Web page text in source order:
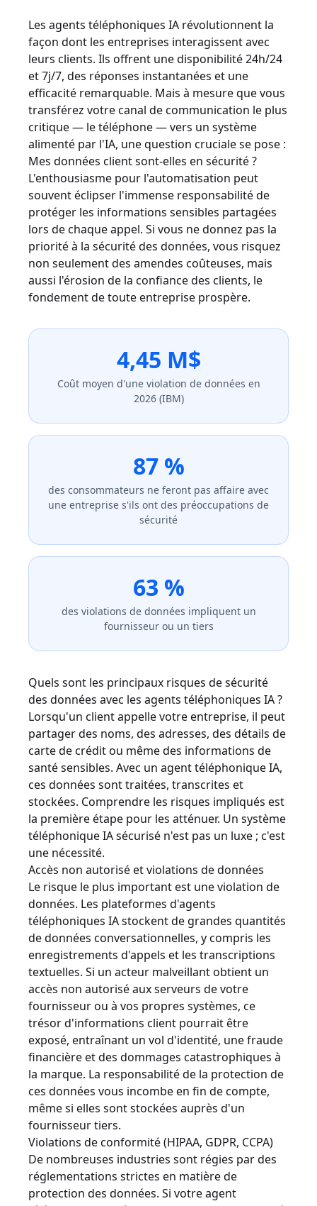
Les agents téléphoniques IA révolutionnent la
façon dont les entreprises interagissent avec
leurs clients. Ils offrent une disponibilité 24h/24
et 7j/7, des réponses instantanées et une
efficacité remarquable. Mais à mesure que vous
transférez votre canal de communication le plus
critique — le téléphone — vers un système
alimenté par l'IA, une question cruciale se pose :
Mes données client sont-elles en sécurité ?
L'enthousiasme pour l'automatisation peut
souvent éclipser l'immense responsabilité de
protéger les informations sensibles partagées
lors de chaque appel. Si vous ne donnez pas la
priorité à la sécurité des données, vous risquez
non seulement des amendes coûteuses, mais
aussi l'érosion de la confiance des clients, le
fondement de toute entreprise prospère.
4,45 M$
Coût moyen d'une violation de données en
2026 (IBM)
87 %
des consommateurs ne feront pas affaire avec
une entreprise s'ils ont des préoccupations de
sécurité
63 %
des violations de données impliquent un
fournisseur ou un tiers
Quels sont les principaux risques de sécurité
des données avec les agents téléphoniques IA ?
Lorsqu'un client appelle votre entreprise, il peut
partager des noms, des adresses, des détails de
carte de crédit ou même des informations de
santé sensibles. Avec un agent téléphonique IA,
ces données sont traitées, transcrites et
stockées. Comprendre les risques impliqués est
la première étape pour les atténuer. Un système
téléphonique IA sécurisé n'est pas un luxe ; c'est
une nécessité.
Accès non autorisé et violations de données
Le risque le plus important est une violation de
données. Les plateformes d'agents
téléphoniques IA stockent de grandes quantités
de données conversationnelles, y compris les
enregistrements d'appels et les transcriptions
textuelles. Si un acteur malveillant obtient un
accès non autorisé aux serveurs de votre
fournisseur ou à vos propres systèmes, ce
trésor d'informations client pourrait être
exposé, entraînant un vol d'identité, une fraude
financière et des dommages catastrophiques à
la marque. La responsabilité de la protection de
ces données vous incombe en fin de compte,
même si elles sont stockées auprès d'un
fournisseur tiers.
Violations de conformité (HIPAA, GDPR, CCPA)
De nombreuses industries sont régies par des
réglementations strictes en matière de
protection des données. Si votre agent